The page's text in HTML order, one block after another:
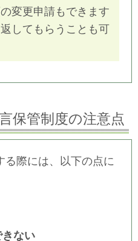
変更申請もできます
してもらうことも可
保管制度の注意点
る際には、以下の点に
ない